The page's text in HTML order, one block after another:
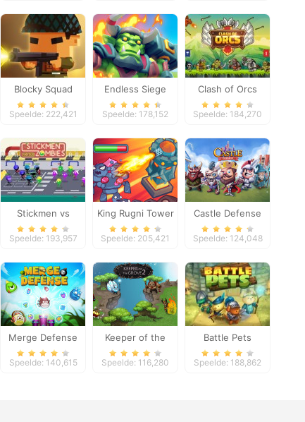
Blocky Squad
Speelde: 222,421
Endless Siege
Speelde: 178,152
Clash of Orcs
Speelde: 184,270
Stickmen vs
Zombies
Speelde: 193,957
King Rugni Tower
Defense
Speelde: 205,421
Castle Defense
Speelde: 124,048
Merge Defense
Speelde: 140,615
Keeper of the
Grove 2
Speelde: 116,280
Battle Pets
Speelde: 188,862